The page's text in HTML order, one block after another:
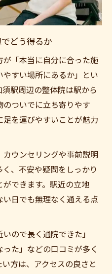
どう得るか
「本当に自分に合った施
すい場所にあるか」とい
駅周辺の整体院は駅から
ついでに立ち寄りやす
足を運びやすいことが魅力
ウンセリングや事前説明
、不安や疑問をしっかり
できます。駅近の立地
日でも無理なく通える点
ので長く通院できた」
った」などの口コミが多く
方は、アクセスの良さと